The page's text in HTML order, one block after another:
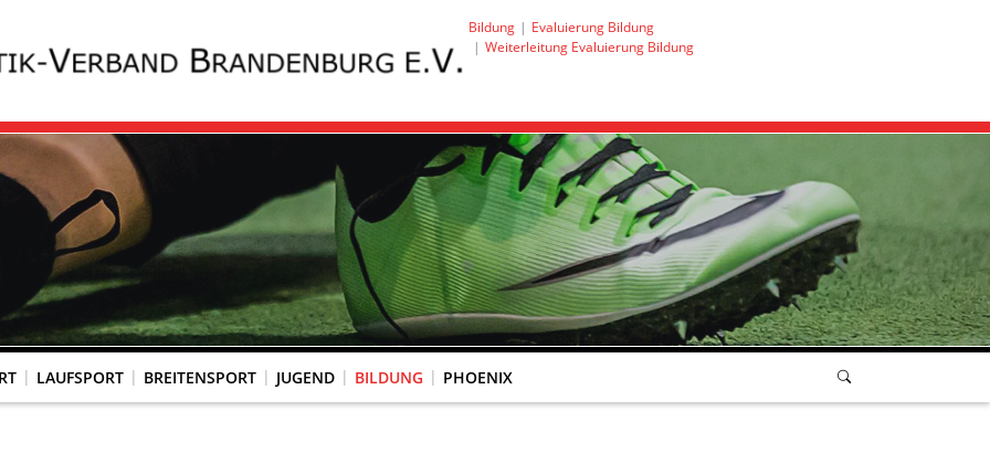
Bildung
Evaluierung Bildung
Weiterleitung Evaluierung Bildung
LAUFSPORT BREITENSPORT JUGEND BILDUNG PHOENIX